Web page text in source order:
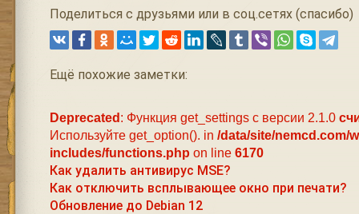
Поделиться с друзьями или в соц.сетях (спасибо)
Ещё похожие заметки:
Deprecated : Функция get_settings с версии 2.1.0
Используйте get_option(). in /data/site/nemcd.com/
includes/functions.php on line 6170
Как удалить антивирус MSE?
Как отключить всплывающее окно при печати?
Обновление до Debian 12